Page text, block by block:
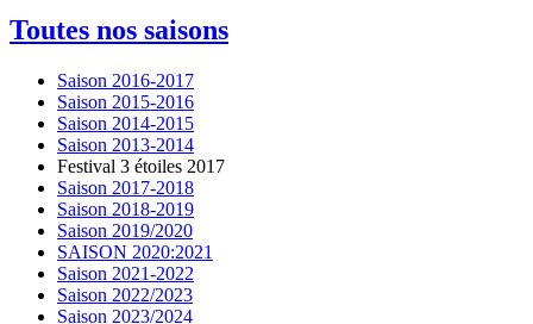
Toutes nos saisons
Saison 2016-2017
Saison 2015-2016
Saison 2014-2015
Saison 2013-2014
Festival 3 étoiles 2017
Saison 2017-2018
Saison 2018-2019
Saison 2019/2020
SAISON 2020:2021
Saison 2021-2022
Saison 2022/2023
Saison 2023/2024